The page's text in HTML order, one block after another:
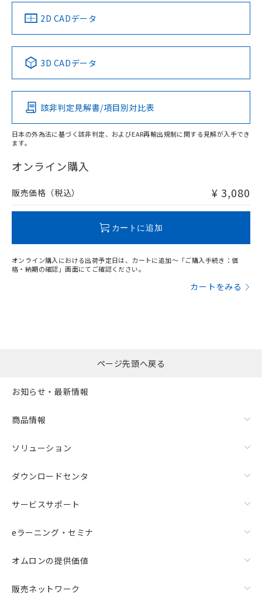
中国 RoHS 注意事項・凡例
Pb Hg Cd Cr(VI)
O
在庫等で未対応品が混在する可能性があります。
問い合わせください。
2D CADデータ
3D CADデータ
該非判定見解書/項目別対比表
日本の外為法に基づく該非判定、およびEAR再輸出規制に関する見解が入手でき
ます。
オンライン購入
販売価格（税込） ¥ 3,080
カートに追加
オンライン購入における出荷予定日は、カートに追加～「ご購入手続き：価
格・納期の確認」画面にてご確認ください。
カートをみる
ページ先頭へ戻る
お知らせ・最新情報
商品情報
ソリューション
ダウンロードセンタ
サービスサポート
eラーニング・セミナ
オムロンの提供価値
販売ネットワーク